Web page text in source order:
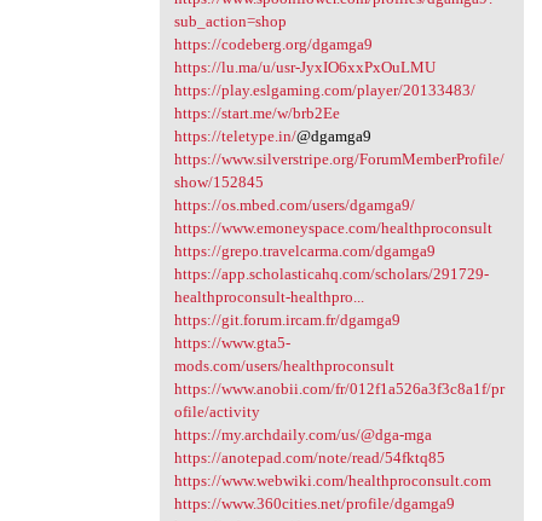
sub_action=shop
https://codeberg.org/dgamga9
https://lu.ma/u/usr-JyxIO6xxPxOuLMU
https://play.eslgaming.com/player/20133483/
https://start.me/w/brb2Ee
https://teletype.in/@dgamga9
https://www.silverstripe.org/ForumMemberProfile/
show/152845
https://os.mbed.com/users/dgamga9/
https://www.emoneyspace.com/healthproconsult
https://grepo.travelcarma.com/dgamga9
https://app.scholasticahq.com/scholars/291729-
healthproconsult-healthpro...
https://git.forum.ircam.fr/dgamga9
https://www.gta5-
mods.com/users/healthproconsult
https://www.anobii.com/fr/012f1a526a3f3c8a1f/pr
ofile/activity
https://my.archdaily.com/us/@dga-mga
https://anotepad.com/note/read/54fktq85
https://www.webwiki.com/healthproconsult.com
https://www.360cities.net/profile/dgamga9